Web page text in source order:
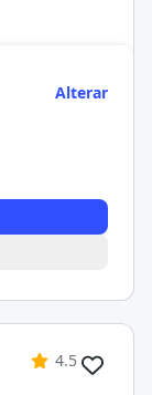
Alterar
4.5